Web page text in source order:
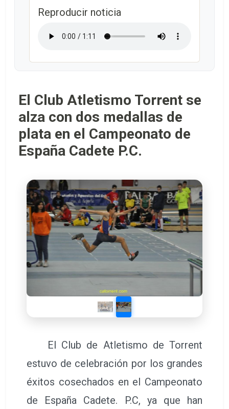
Reproducir noticia
El Club Atletismo Torrent se
alza con dos medallas de
plata en el Campeonato de
España Cadete P.C.
El Club de Atletismo de Torrent
estuvo de celebración por los grandes
éxitos cosechados en el Campeonato
de España Cadete. P.C, ya que han